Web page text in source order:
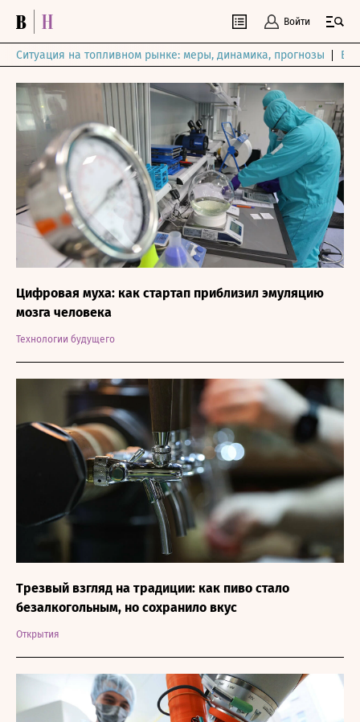
Войти
Ситуация на топливном рынке: меры, динамика, прогнозы
Технологии будущего
Цифровая муха: как стартап приблизил эмуляцию
мозга человека
Открытия
Трезвый взгляд на традиции: как пиво стало
безалкогольным, но сохранило вкус